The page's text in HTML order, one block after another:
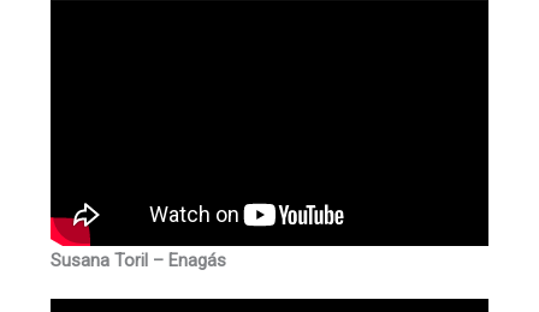
Susana Toril – Enagás